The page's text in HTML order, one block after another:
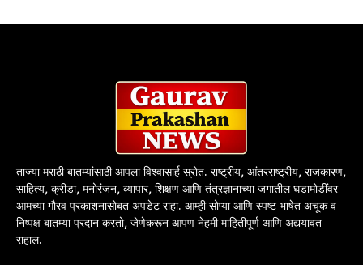
ताज्या मराठी बातम्यांसाठी आपला विश्वासार्ह स्रोत. राष्ट्रीय, आंतरराष्ट्रीय, राजकारण,
साहित्य, क्रीडा, मनोरंजन, व्यापार, शिक्षण आणि तंत्रज्ञानाच्या जगातील घडामोडींवर
आमच्या गौरव प्रकाशनासोबत अपडेट राहा. आम्ही सोप्या आणि स्पष्ट भाषेत अचूक व
निष्पक्ष बातम्या प्रदान करतो, जेणेकरून आपण नेहमी माहितीपूर्ण आणि अद्ययावत
राहाल.